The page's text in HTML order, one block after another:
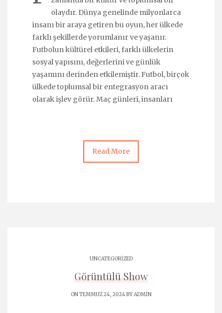
olaydır. Dünya genelinde milyonlarca
insanı bir araya getiren bu oyun, her ülkede
farklı şekillerde yorumlanır ve yaşanır.
Futbolun kültürel etkileri, farklı ülkelerin
sosyal yapısını, değerlerini ve günlük
yaşamını derinden etkilemiştir. Futbol, birçok
ülkede toplumsal bir entegrasyon aracı
olarak işlev görür. Maç günleri, insanları
Read More
UNCATEGORIZED
Görüntülü Show
ON TEMMUZ 24, 2024 BYADMIN